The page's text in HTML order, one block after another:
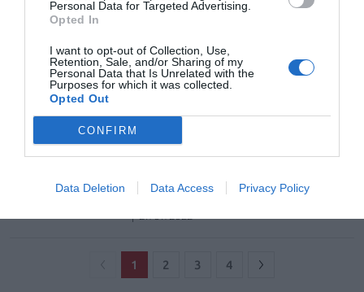
Personal Data for Targeted Advertising.
Opted In
I want to opt-out of Collection, Use,
Retention, Sale, and/or Sharing of my
Personal Data that Is Unrelated with the
Purposes for which it was collected.
Opted Out
CONFIRM
Data Deletion Data Access Privacy Policy
Su innovadora fórmula contiene cuatro tipos
Collagen Eye Mask: parches con
colágeno nativo puro
31/03/2023
para llevar de viaje
1 2 3 4